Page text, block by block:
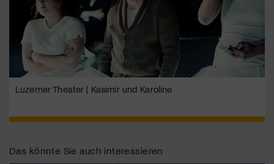
Luzerner Theater | Kasimir und Karoline
Das könnte Sie auch interessieren